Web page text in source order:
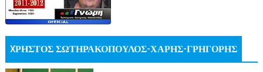
XΡΗΣΤΟΣ ΣΩΤΗΡΑΚΟΠΟΥΛΟΣ-ΧΑΡΗΣ-ΓΡΗΓΟΡΗΣ